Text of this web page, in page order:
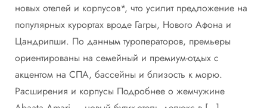
новых отелей и корпусов*, что усилит предложение на
популярных курортах вроде Гагры, Нового Афона и
Цандрипши. По данным туроператоров, премьеры
ориентированы на семейный и премиум-отдых с
акцентом на СПА, бассейны и близость к морю.
Расширения и корпусы Подробнее о жемчужине